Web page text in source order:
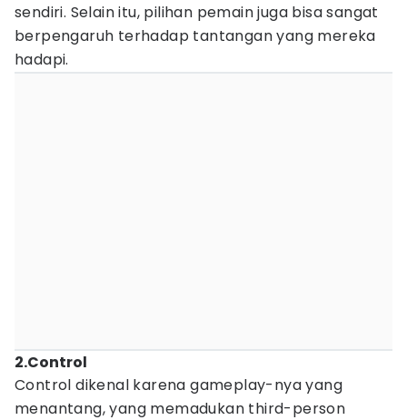
sendiri. Selain itu, pilihan pemain juga bisa sangat
berpengaruh terhadap tantangan yang mereka
hadapi.
2.Control
Control dikenal karena gameplay-nya yang
menantang, yang memadukan third-person